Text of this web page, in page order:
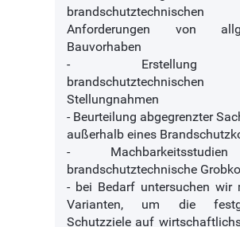
brandschutztechnischen
Anforderungen von
Bauvorhaben
- Erstellung
brandschutztechnischen
Stellungnahmen
- Beurteilung abgegrenzter
außerhalb eines
-
brandschutztechnische
- bei Bedarf untersuchen wir
Varianten, um die
Schutzziele auf